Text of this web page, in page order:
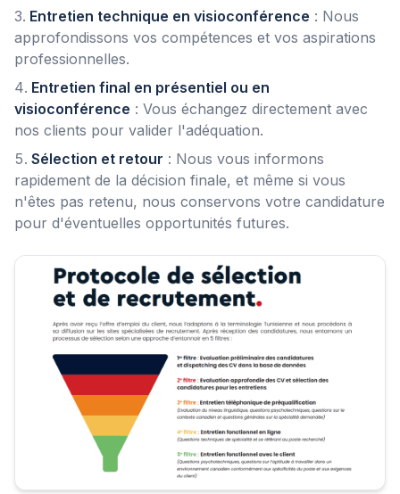
Entretien technique en visioconférence : Nous
approfondissons vos compétences et vos aspirations
professionnelles.
Entretien final en présentiel ou en
visioconférence : Vous échangez directement avec
nos clients pour valider l'adéquation.
Sélection et retour : Nous vous informons
rapidement de la décision finale, et même si vous
n'êtes pas retenu, nous conservons votre candidature
pour d'éventuelles opportunités futures.